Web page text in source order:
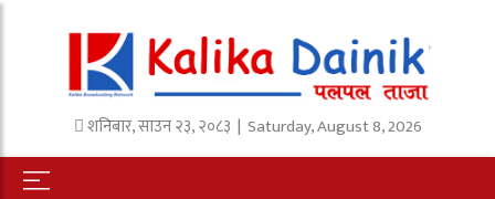
शनिबार,साउन२३,२०८३ | Saturday, August 8, 2026